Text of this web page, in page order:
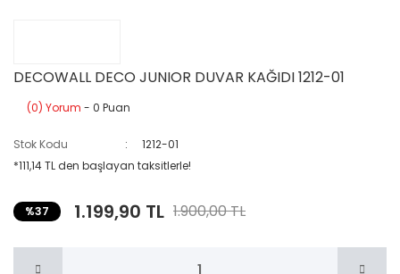
DECOWALL DECO JUNIOR DUVAR KAĞIDI 1212-01
(0) Yorum - 0 Puan
Stok Kodu
1212-01
*111,14 TL den başlayan taksitlerle!
%37 1.199,90 TL 1.900,00 TL